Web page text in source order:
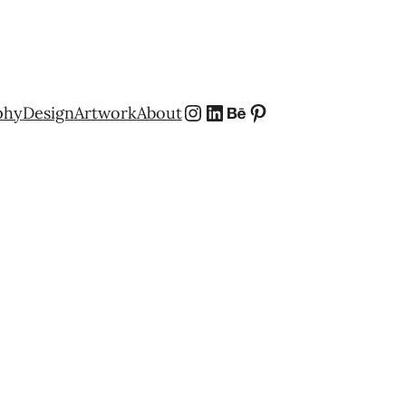
DesignArtworkAboutInstagram
LinkedIn
Behance
Pinterest